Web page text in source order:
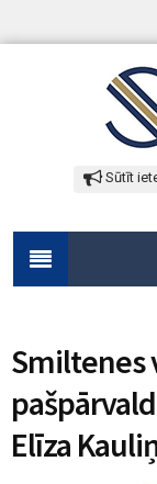
Sūtīt
Smiltenes
Elīza